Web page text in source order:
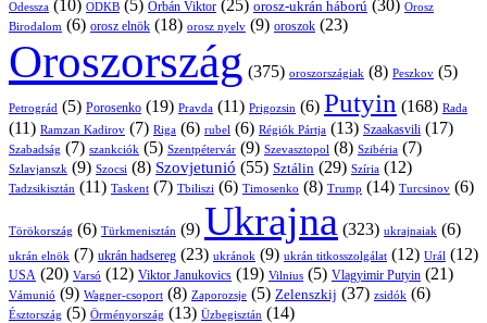
Odessza (10) ODKB (5) Orbán Viktor (25) orosz-ukrán háború (30) Orosz
Birodalom (6) orosz elnök (18) orosz nyelv (9) oroszok (23)
Oroszország (375) oroszországiak (8) Peszkov (5)
Petrográd (5) Porosenko (19) Pravda (11) Prigozsin (6) Putyin (168) Rada
(11) Ramzan Kadirov (7) Riga (6) rubel (6) Régiók Pártja (13) Szaakasvili (17)
Szabadság (7) szankciók (5) Szentpétervár (9) Szevasztopol (8) Szibéria (7)
Szlavjanszk (9) Szocsi (8) Szovjetunió (55) Sztálin (29) Szíria (12)
Tadzsikisztán (11) Taskent (7) Tbiliszi (6) Timosenko (8) Trump (14) Turcsinov (6)
Törökország (6) Türkmenisztán (9) Ukrajna (323) ukrajnaiak (6)
ukrán elnök (7) ukrán hadsereg (23) ukránok (9) ukrán titkosszolgálat (12) Urál (12)
USA (20) Varsó (12) Viktor Janukovics (19) Vilnius (5) Vlagyimir Putyin (21)
Vámunió (9) Wagner-csoport (8) Zaporozsje (5) Zelenszkij (37) zsidók (6)
Észtország (5) Örményország (13) Üzbegisztán (14)